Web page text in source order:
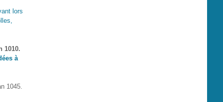
lors
1010.
à
1045.